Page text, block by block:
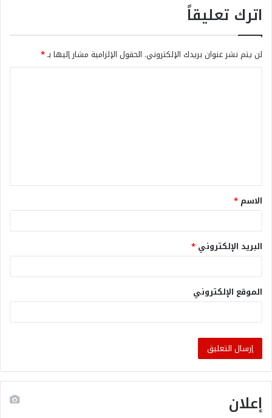
اترك تعليقاً
لن يتم نشر عنوان بريدك الإلكتروني. الحقول الإلزامية مشار إليها بـ*
الاسم *
البريد الإلكتروني *
الموقع الإلكتروني
إعلان